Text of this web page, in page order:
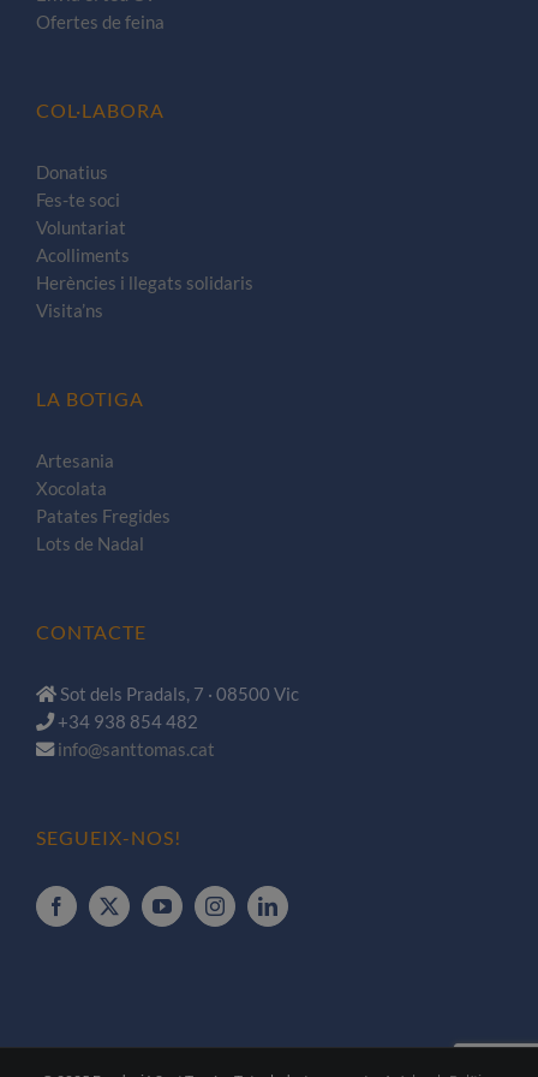
Ofertes de feina
COL·LABORA
Donatius
Fes-te soci
Voluntariat
Acolliments
Herències i llegats solidaris
Visita’ns
LA BOTIGA
Artesania
Xocolata
Patates Fregides
Lots de Nadal
CONTACTE
Sot dels Pradals, 7 · 08500 Vic
+34 938 854 482
info@santtomas.cat
SEGUEIX-NOS!